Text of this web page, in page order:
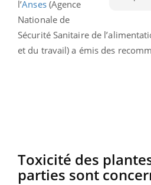
l’Anses(Agence
Nationale de
Sécurité Sanitaire de
et du travail) a émis des
Toxicité des
parties sont